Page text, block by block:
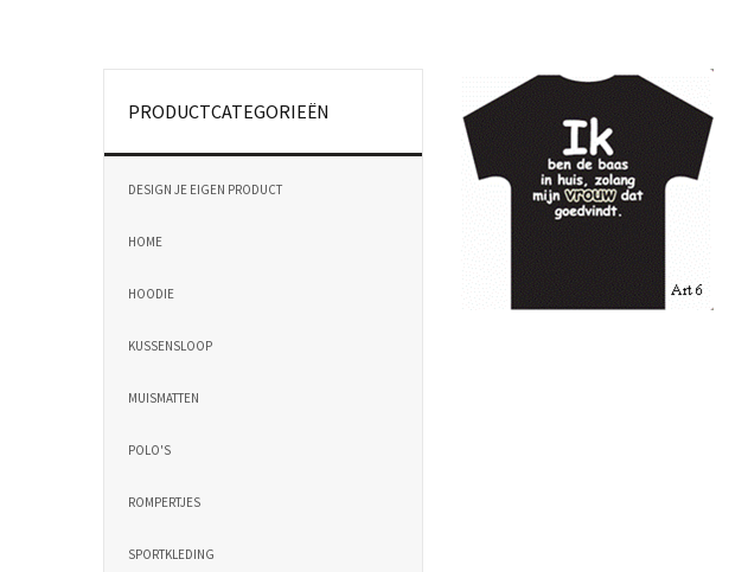
PRODUCTCATEGORIEËN
DESIGN JE EIGEN PRODUCT
HOME
HOODIE
KUSSENSLOOP
MUISMATTEN
POLO'S
ROMPERTJES
SPORTKLEDING